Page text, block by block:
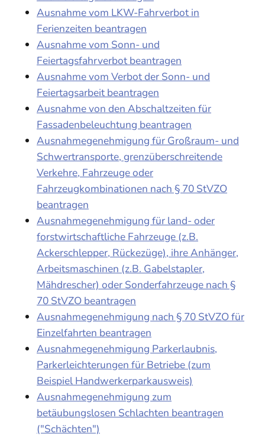
Ausnahme vom LKW-Fahrverbot in
Ferienzeiten beantragen
Ausnahme vom Sonn- und
Feiertagsfahrverbot beantragen
Ausnahme vom Verbot der Sonn- und
Feiertagsarbeit beantragen
Ausnahme von den Abschaltzeiten für
Fassadenbeleuchtung beantragen
Ausnahmegenehmigung für Großraum- und
Schwertransporte, grenzüberschreitende
Verkehre, Fahrzeuge oder
Fahrzeugkombinationen nach § 70 StVZO
beantragen
Ausnahmegenehmigung für land- oder
forstwirtschaftliche Fahrzeuge (z.B.
Ackerschlepper, Rückezüge), ihre Anhänger,
Arbeitsmaschinen (z.B. Gabelstapler,
Mähdrescher) oder Sonderfahrzeuge nach §
70 StVZO beantragen
Ausnahmegenehmigung nach § 70 StVZO für
Einzelfahrten beantragen
Ausnahmegenehmigung Parkerlaubnis,
Parkerleichterungen für Betriebe (zum
Beispiel Handwerkerparkausweis)
Ausnahmegenehmigung zum
betäubungslosen Schlachten beantragen
("Schächten")